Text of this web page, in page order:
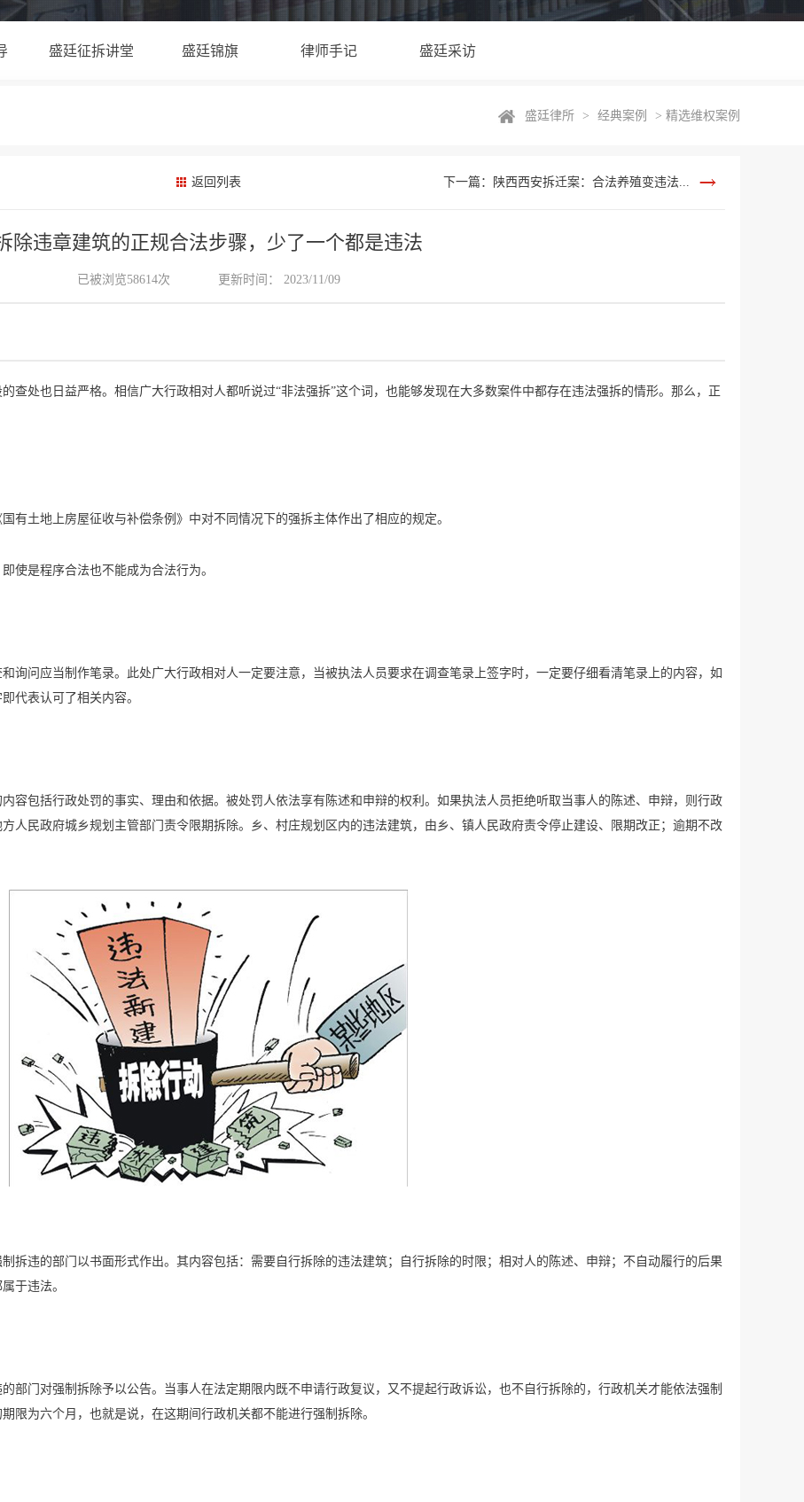
盛廷征拆讲堂 盛廷锦旗 律师手记 盛廷采访
盛廷律所 > 经典案例 > 精选维权案例
返回列表 下一篇：陕西西安拆迁案：合法养殖变违法...
除违章建筑的正规合法步骤，少了一个都是违法
已被浏览58614次 更新时间： 2023/11/09
查处也日益严格。相信广大行政相对人都听说过“非法强拆”这个词，也能够发现在大多数案件中都存在违法强拆的情形。那么，正
有土地上房屋征收与补偿条例》中对不同情况下的强拆主体作出了相应的规定。
使是程序合法也不能成为合法行为。
询问应当制作笔录。此处广大行政相对人一定要注意，当被执法人员要求在调查笔录上签字时，一定要仔细看清笔录上的内容，如
代表认可了相关内容。
容包括行政处罚的事实、理由和依据。被处罚人依法享有陈述和申辩的权利。如果执法人员拒绝听取当事人的陈述、申辩，则行政
人民政府城乡规划主管部门责令限期拆除。乡、村庄规划区内的违法建筑，由乡、镇人民政府责令停止建设、限期改正；逾期不改
拆违的部门以书面形式作出。其内容包括：需要自行拆除的违法建筑；自行拆除的时限；相对人的陈述、申辩；不自动履行的后果
于违法。
部门对强制拆除予以公告。当事人在法定期限内既不申请行政复议，又不提起行政诉讼，也不自行拆除的，行政机关才能依法强制
限为六个月，也就是说，在这期间行政机关都不能进行强制拆除。